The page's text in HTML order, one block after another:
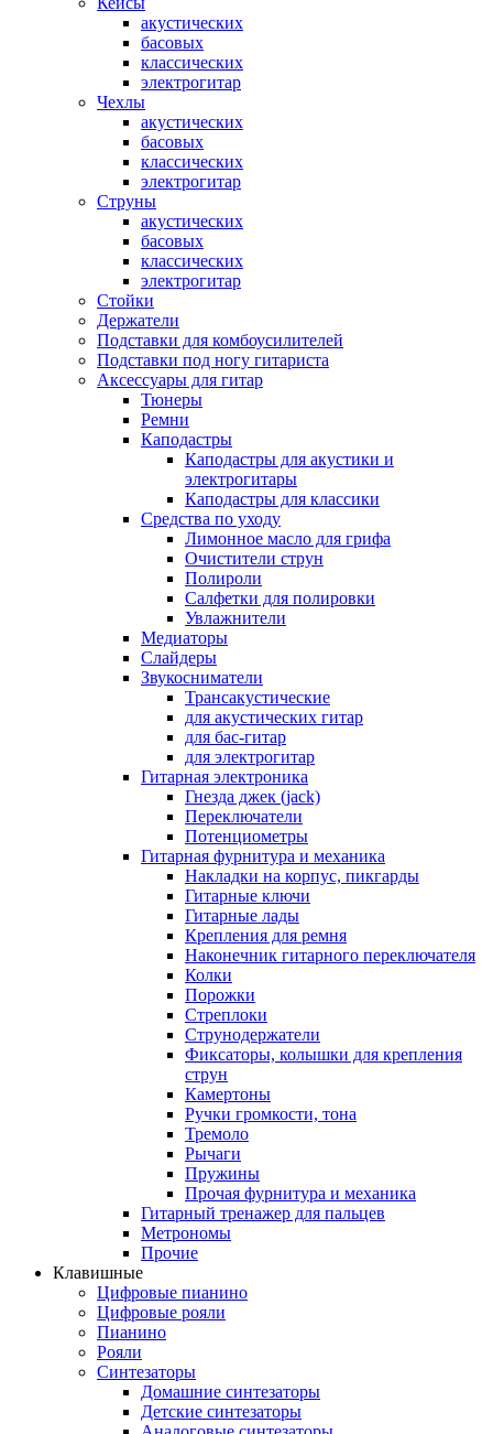
акустических
басовых
классических
электрогитар
Чехлы
акустических
басовых
классических
электрогитар
Струны
акустических
басовых
классических
электрогитар
Стойки
Держатели
Подставки для комбоусилителей
Подставки под ногу гитариста
Аксессуары для гитар
Тюнеры
Ремни
Каподастры
Каподастры для акустики и
электрогитары
Каподастры для классики
Средства по уходу
Лимонное масло для грифа
Очистители струн
Полироли
Салфетки для полировки
Увлажнители
Медиаторы
Слайдеры
Звукосниматели
Трансакустические
для акустических гитар
для бас-гитар
для электрогитар
Гитарная электроника
Гнезда джек (jack)
Переключатели
Потенциометры
Гитарная фурнитура и механика
Накладки на корпус, пикгарды
Гитарные ключи
Гитарные лады
Крепления для ремня
Наконечник гитарного переключателя
Колки
Порожки
Стреплоки
Струнодержатели
Фиксаторы, колышки для крепления
струн
Камертоны
Ручки громкости, тона
Тремоло
Рычаги
Пружины
Прочая фурнитура и механика
Гитарный тренажер для пальцев
Метрономы
Прочие
Клавишные
Цифровые пианино
Цифровые рояли
Пианино
Рояли
Синтезаторы
Домашние синтезаторы
Детские синтезаторы